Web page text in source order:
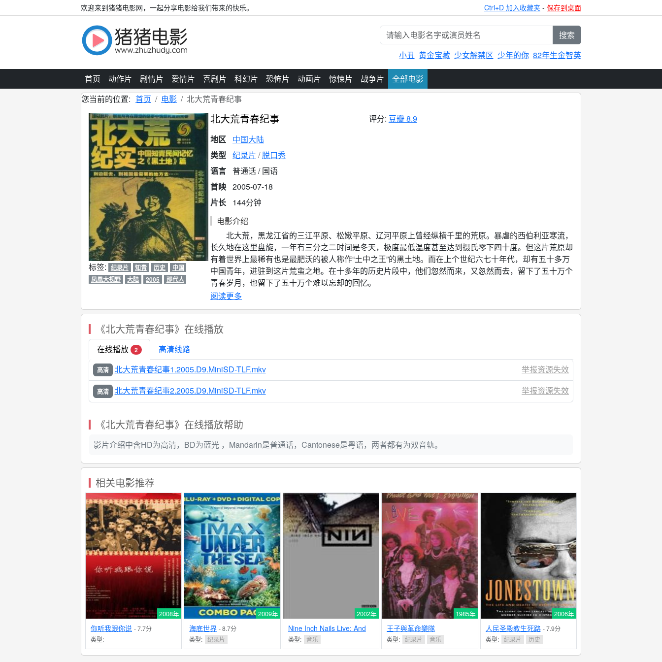
欢迎来到猪猪电影网，一起分享电影给我们带来的快乐。 Ctrl+D 加入收藏夹 - 保存到桌面
搜索
小丑 黄金宝藏 少女解禁区 少年的你 82年生金智英
首页 动作片 剧情片 爱情片 喜剧片 科幻片 恐怖片 动画片 惊悚片 战争片
全部电影
您当前的位置: 首页 电影 北大荒青春纪事
北大荒青春纪事 评分: 豆瓣 8.9
地区
中国大陆
类型 纪录片
脱口秀
语言 普通话 / 国语
首映 2005-07-18
片长
144分钟
电影介绍
北大荒，黑龙江省的三江平原、松嫩平原、辽河平原上曾经纵横千里的荒原。暴虐的西伯利亚寒流，
长久地在这里盘旋，一年有三分之二时间是冬天，极度最低温度甚至达到摄氏零下四十度。但这片荒原却
有着世界上最稀有也是最肥沃的被人称作“土中之王”的黑土地。而在上个世纪六七十年代，却有五十多万
中国青年，进驻到这片荒蛮之地。在十多年的历史片段中，他们忽然而来，又忽然而去，留下了五十万个
青春岁月，也留下了五十万个难以忘却的回忆。
如今从第一支队伍列队出发，到现在已经过去了四十年，而这个曾在中国大地上响亮了十几年的名
来说，这一切是那样的难以忘却。因为，那是来自青春的记忆。
阅读更多
标签: 纪录片 知青 历史
中国
凤凰大视野
大陆 2005 那代人
《北大荒青春纪事》在线播放
在线播放 2 高清线路
高清 北大荒青春纪事1.2005.D9.MiniSD-TLF.mkv 举报资源失效
高清 北大荒青春纪事2.2005.D9.MiniSD-TLF.mkv 举报资源失效
《北大荒青春纪事》在线播放帮助
影片介绍中含HD为高清，BD为蓝光 ，Mandarin是普通话，Cantonese是粤语，两者都有为双音轨。
相关电影推荐
2008年
你听我跟你说 - 7.7分
类型:
2009年
海底世界 - 8.7分
类型:
纪录片
2002年
Nine Inch Nails Live: And
All That Could Have Been
nails - 9.3分
类型: 音乐
1985年
王子與革命樂隊
类型: 纪录片 音乐
2006年
人民圣殿教生死路 - 7.9分
类型:
纪录片 历史